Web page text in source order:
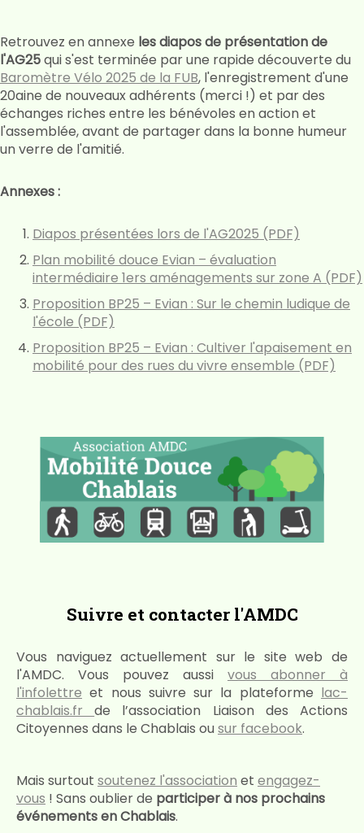
Retrouvez en annexe les diapos de présentation de
l'AG25qui s'est terminée par une rapide découverte du
Baromètre Vélo 2025 de la FUB, l'enregistrement d'une
20aine de nouveaux adhérents (merci !) et par des
échanges riches entre les bénévoles en action et
l'assemblée, avant de partager dans la bonne humeur
un verre de l'amitié.
Annexes :
Diapos présentées lors de l'AG2025 (PDF)
Plan mobilité douce Evian – évaluation
intermédiaire 1ers aménagements sur zone A (PDF)
Proposition BP25 – Evian : Sur le chemin ludique de
l'école (PDF)
Proposition BP25 – Evian : Cultiver l'apaisement en
mobilité pour des rues du vivre ensemble (PDF)
Suivre et contacter l'AMDC
Vous naviguez actuellement sur le site web de
l'AMDC. Vous pouvez aussi vous abonner à
l'infolettre et nous suivre sur la plateforme lac-
chablais.frde l’association Liaison des Actions
Citoyennes dans le Chablais ousur facebook.
Mais surtout soutenez l'association et engagez-
vous ! Sans oublier de participer à nos prochains
événements en Chablais.